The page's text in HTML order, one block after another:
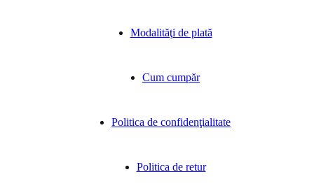
Modalităţi de plată
Cum cumpăr
Politica de confidenţialitate
Politica de retur